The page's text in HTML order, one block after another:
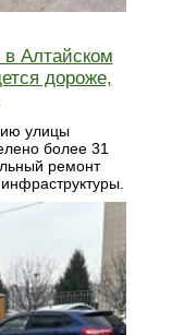
Алтайском
дороже,
улицы
более 31
ремонт